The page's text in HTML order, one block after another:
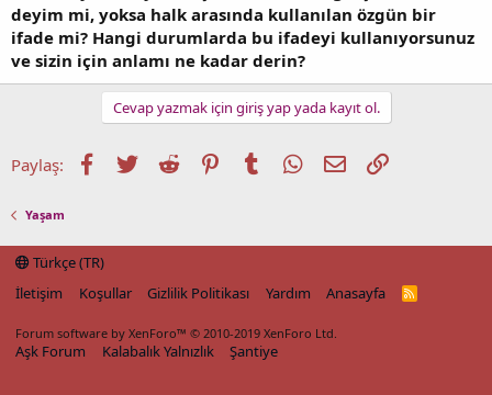
deyim mi, yoksa halk arasında kullanılan özgün bir
ifade mi? Hangi durumlarda bu ifadeyi kullanıyorsunuz
ve sizin için anlamı ne kadar derin?
Cevap yazmak için giriş yap yada kayıt ol.
Paylaş: Facebook
TwitterReddit PinterestTumblrWhatsApp
E-postaLink
Yaşam
Türkçe (TR)
İletişim
Koşullar Gizlilik Politikası Yardım Anasayfa
R
Forum software by XenForo™ © 2010-2019 XenForo Ltd.
Aşk Forum Kalabalık Yalnızlık Şantiye